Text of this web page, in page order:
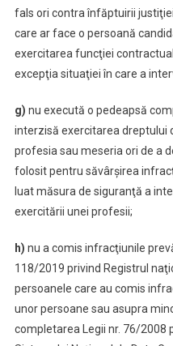
fals ori contra înfăptuirii
care ar face o persoană
exercitarea funcţiei
excepţia situaţiei în care a
g) nu execută o pedeapsă
interzisă exercitarea dreptului
profesia sau meseria ori de a
folosit pentru săvârşirea
luat măsura de siguranţă a
exercitării unei profesii;
h) nu a comis infracţiunile
118/2019 privind Registrul
persoanele care au comis
unor persoane sau asupra
completarea Legii nr. 76/2008